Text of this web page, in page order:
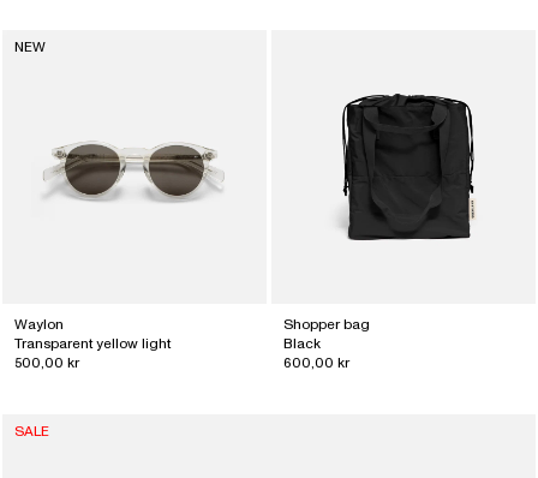
NEW
Waylon
Transparent yellow light
500,00 kr
Shopper bag
Black
600,00 kr
SALE